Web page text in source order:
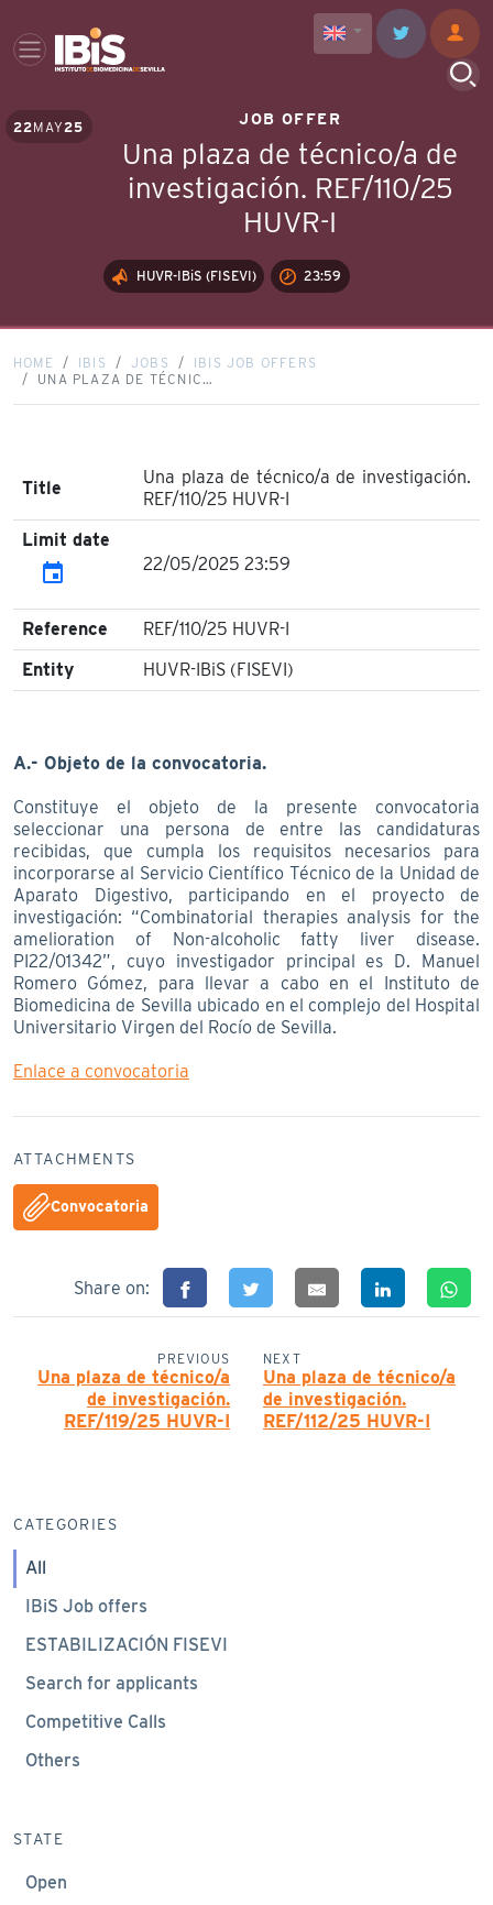
22MAY 25 JOB OFFER
Una plaza de técnico/a de
investigación. REF/110/25
HUVR-I
HUVR-IBiS (FISEVI) 23:59
HOME IBIS JOBS
IBIS JOB OFFERS
UNA PLAZA DE TÉCNIC…
Title
Una plaza de técnico/a de investigación.
REF/110/25 HUVR-I
Limit date
event 22/05/2025 23:59
Reference
REF/110/25 HUVR-I
Entity
HUVR-IBiS (FISEVI)
A.- Objeto de la convocatoria.
Constituye el objeto de la presente convocatoria
seleccionar una persona de entre las candidaturas
recibidas, que cumpla los requisitos necesarios para
incorporarse al Servicio Científico Técnico de la Unidad de
Aparato Digestivo, participando en el proyecto de
investigación: “Combinatorial therapies analysis for the
amelioration of Non-alcoholic fatty liver disease.
PI22/01342”, cuyo investigador principal es D. Manuel
Romero Gómez, para llevar a cabo en el Instituto de
Biomedicina de Sevilla ubicado en el complejo del Hospital
Universitario Virgen del Rocío de Sevilla.
Enlace a convocatoria
ATTACHMENTS
Convocatoria
Share on:
PREVIOUS
Una plaza de técnico/a
de investigación.
REF/119/25 HUVR-I
NEXT
Una plaza de técnico/a
de investigación.
REF/112/25 HUVR-I
CATEGORIES
All
IBiS Job offers
ESTABILIZACIÓN FISEVI
Search for applicants
Competitive Calls
Others
STATE
Open